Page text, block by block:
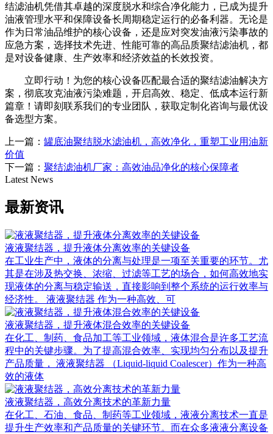
结滤油机凭借其卓越的深度脱水和综合净化能力，已成为提升
油液管理水平和保障设备长周期稳定运行的必备利器。无论是
作为日常油品维护的核心设备，还是应对突发油液污染事故的
应急方案，选择技术先进、性能可靠的高品质聚结滤油机，都
是对设备健康、生产效率和经济效益的长效投资。
立即行动！为您的核心设备匹配最合适的聚结滤油解决方
案，彻底攻克油液污染难题，开启高效、稳定、低成本运行新
篇章！请即刻联系我们的专业团队，获取定制化咨询与最优设
备选型方案。
上一篇： 罐底油聚结脱水滤油机，高效净化，重塑工业用油新
价值
下一篇： 聚结滤油机厂家：高效油品净化的核心保障者
Latest News
最新资讯
液液聚结器，提升液体分离效率的关键设备
在工业生产中，液体的分离与处理是一项至关重要的环节。尤
其是在涉及热交换、浓缩、过滤等工艺的场合，如何高效地实
现液体的分离与稳定输送，直接影响到整个系统的运行效率与
经济性。 液液聚结器 作为一种高效、可
液液聚结器，提升液体混合效率的关键设备
在化工、制药、食品加工等工业领域，液体混合是许多工艺流
程中的关键步骤。为了提高混合效率、实现均匀分布以及提升
产品质量， 液液聚结器 （Liquid-liquid Coalescer）作为一种高
效的液体
液液聚结器，高效分离技术的革新力量
在化工、石油、食品、制药等工业领域，液液分离技术一直是
提升生产效率和产品质量的关键环节。而在众多液液分离设备